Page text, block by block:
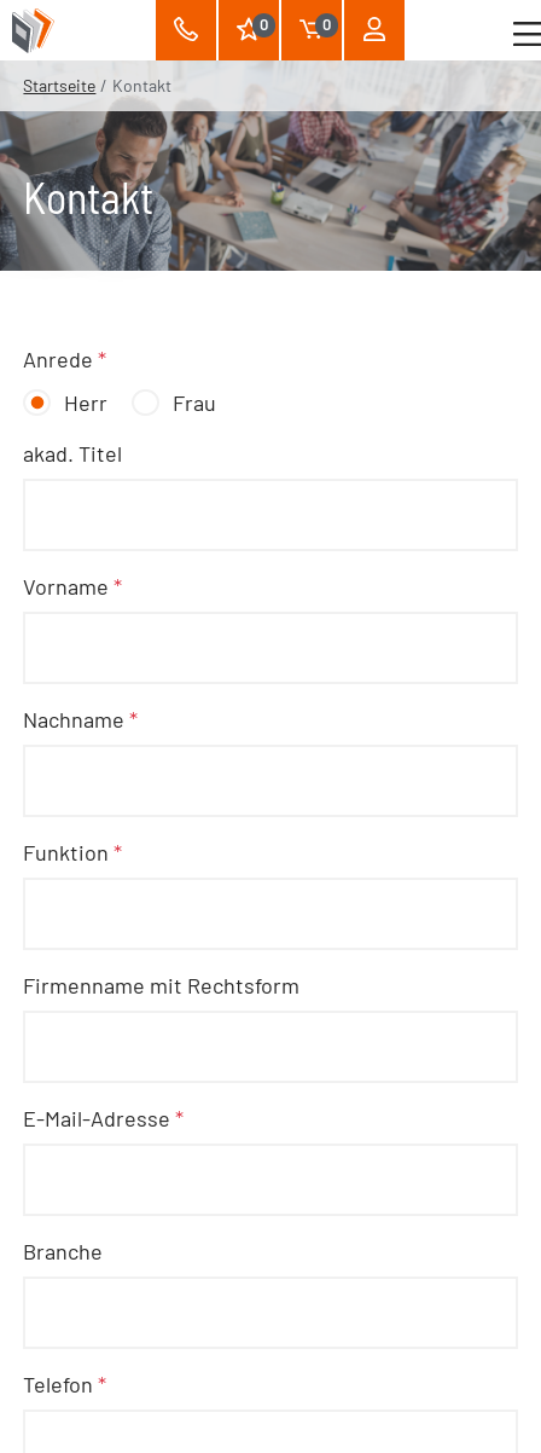
0 0
Startseite Kontakt
Kontakt
Anrede*
Herr
Frau
akad. Titel
Vorname*
Nachname*
Funktion*
Firmenname mit Rechtsform
E-Mail-Adresse*
Branche
Telefon*